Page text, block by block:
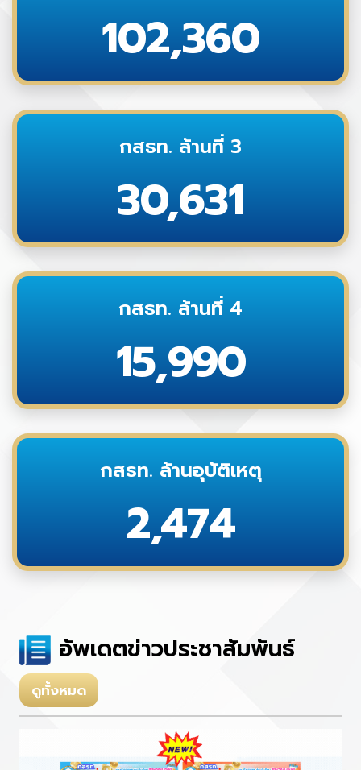
102,360
กสธท. ล้านที่ 3
30,631
กสธท. ล้านที่ 4
15,990
กสธท. ล้านอุบัติเหตุ
2,474
อัพเดตข่าวประชาสัมพันธ์
ดูทั้งหมด